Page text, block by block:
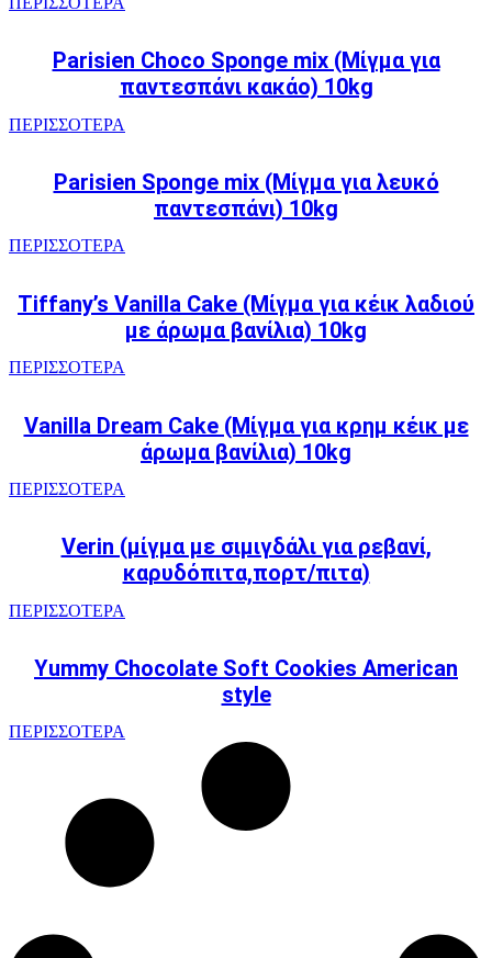
Parisien Choco Sponge mix (Μίγμα για
παντεσπάνι κακάο) 10kg
ΠΕΡΙΣΣΟΤΕΡΑ
Parisien Sponge mix (Μίγμα για λευκό
παντεσπάνι) 10kg
ΠΕΡΙΣΣΟΤΕΡΑ
Tiffany’s Vanilla Cake (Μίγμα για κέικ λαδιού
με άρωμα βανίλια) 10kg
ΠΕΡΙΣΣΟΤΕΡΑ
Vanilla Dream Cake (Μίγμα για κρημ κέικ με
άρωμα βανίλια) 10kg
ΠΕΡΙΣΣΟΤΕΡΑ
Verin (μίγμα με σιμιγδάλι για ρεβανί,
καρυδόπιτα,πορτ/πιτα)
ΠΕΡΙΣΣΟΤΕΡΑ
Yummy Chocolate Soft Cookies American
style
ΠΕΡΙΣΣΟΤΕΡΑ